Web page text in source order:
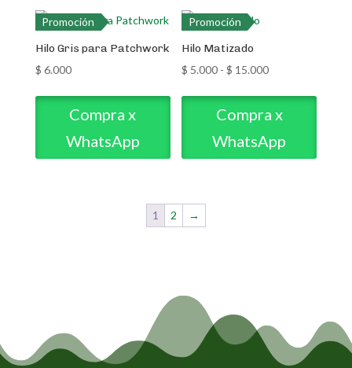
Promoción
Hilo Gris para Patchwork
$ 6.000
Compra x
WhatsApp
Promoción
Hilo Matizado
$ 5.000 - $ 15.000Rango
precios:
$ 5.000
Compra x
WhatsApp
1 2 →